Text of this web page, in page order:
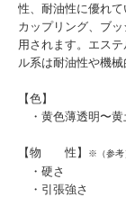
性、耐油性に優れて
カップリング、ブ
用されます。エス
ル系は耐油性や機
【色】
・黄色薄透明〜黄
【物 性】 ※（参考
・硬さ ９１（
・引張強さ ５